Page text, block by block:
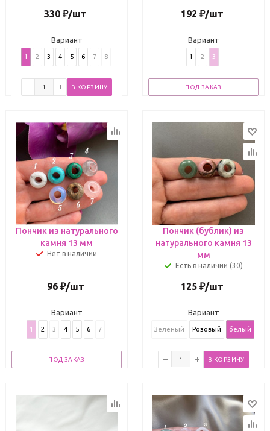
330 ₽/шт
Вариант
1 2 3 4 5 6 7 8
В КОРЗИНУ
192 ₽/шт
Вариант
1 2 3
ПОД ЗАКАЗ
Пончик из натурального
камня 13 мм
Нет в наличии
96₽/шт
Вариант
1 2 3 4 5 6 7
ПОД ЗАКАЗ
Пончик (бублик) из
натурального камня 13
мм
Есть в наличии (30)
125 ₽/шт
Вариант
Зеленый Розовый белый
В КОРЗИНУ